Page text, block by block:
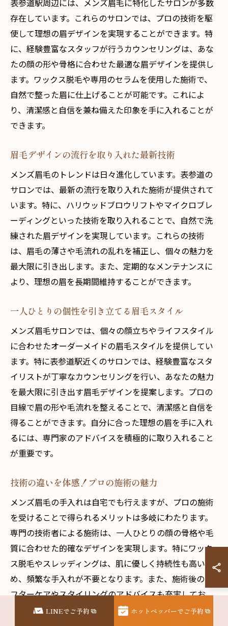
表参道駅周辺には、メンズ眉毛に特化したサロンが多数
存在しています。これらのサロンでは、プロの技術を駆
使して理想の眉デザインを実現することができます。特
に、経験豊富なスタッフが行うカウンセリングは、あな
たの顔の形や骨格に合わせた最適な眉デザインを提供し
ます。ワックス脱毛や専用のセラムを使用した施術で、
自然で整った眉に仕上げることが可能です。これによ
り、清潔感と自信を兼ね備えた印象を手に入れることが
できます。
眉毛デザインの流行を取り入れた最新技術
メンズ眉毛のトレンドは日々進化しています。表参道の
サロンでは、最新の流行を取り入れた施術が提供されて
います。特に、ハリウッドブロウリフトやマイクロブレ
ーディングといった技術を取り入れることで、自然で洗
練された眉デザインを実現しています。これらの技術
は、眉毛の薄さや毛流れの乱れを補正し、個々の魅力を
最大限に引き出します。また、定期的なメンテナンスに
より、理想の眉を長期間維持することができます。
一人ひとりの個性を引き立てる眉毛スタイル
メンズ眉毛サロンでは、個々の顔立ちやライフスタイル
に合わせたオーダーメイドの眉毛スタイルを提供してい
ます。特に表参道駅近くのサロンでは、経験豊富なスタ
イリストが丁寧なカウンセリングを行い、あなたの魅力
を最大限に引き出す眉毛デザインを提案します。プロの
目線で眉の形や毛流れを整えることで、清潔感と自信を
得ることができます。自分に合った理想の眉を手に入れ
るには、専門家のアドバイスを積極的に取り入れること
が重要です。
技術の違いを体感！プロの施術の魅力
メンズ眉毛の手入れは自宅でも行えますが、プロの施術
を受けることで得られるメリットは多岐にわたります。
専門の技術者による施術は、一人ひとりの顔の骨格や毛
質に合わせた的確なデザインを実現します。特にワック
ス脱毛やスレッディングは、肌に優しく持続性も高いた
め、頻繁な手入れが不要となります。また、施術後のア
フターケアやスタイリングのアドバイスも充実してお
り、長期間にわたって理想的な眉の形をキープすること
LINEでご予約 ホットペッパーでご予約